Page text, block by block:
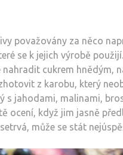
považovány za něco
se k jejich výrobě
cukrem hnědým,
z karobu, který
s jahodami, malinami,
ocení, když jim jasně
setrvá, může se stát